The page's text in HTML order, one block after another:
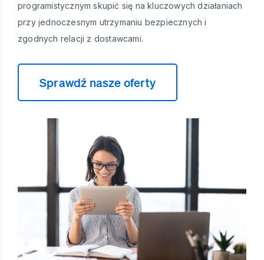
programistycznym skupić się na kluczowych działaniach
przy jednoczesnym utrzymaniu bezpiecznych i
zgodnych relacji z dostawcami.
Sprawdź nasze oferty